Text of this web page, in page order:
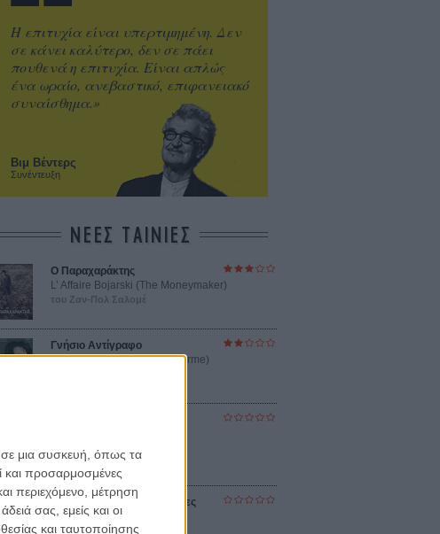
σε μια συσκευή, όπως τα
και προσαρμοσμένες
περιεχόμενο, μέτρηση
σας, εμείς και οι
και ταυτοποίησης
Βιμ Βέντερς
Συνέντευξη
Η επιτυχία είναι υπερτιμημένη. Δεν
σε κάνει καλύτερο, δεν σε πάει
πουθενά η επιτυχία. Είναι απλώς
ένα ωραίο, ανεβαστικό, επιφανειακό
συναίσθημα.»
ΝΕΕΣ ΤΑΙΝΙΕΣ
Ο Παραχαράκτης
L’ Affaire Bojarski (The Moneymaker)
του Ζαν-Πολ Σαλομέ
Γνήσιο Αντίγραφο
Certified Copy (Copie Conforme)
Le Million
του Γκρεγκουάρ Βινιερόν
Αυτό που Ξέρουν οι Γυναίκες
Pour le Plaisir
του Ρεέμ Κερισί